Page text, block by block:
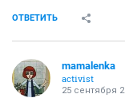
ОТВЕТИТЬ
mamalenka
activist
25 сентября